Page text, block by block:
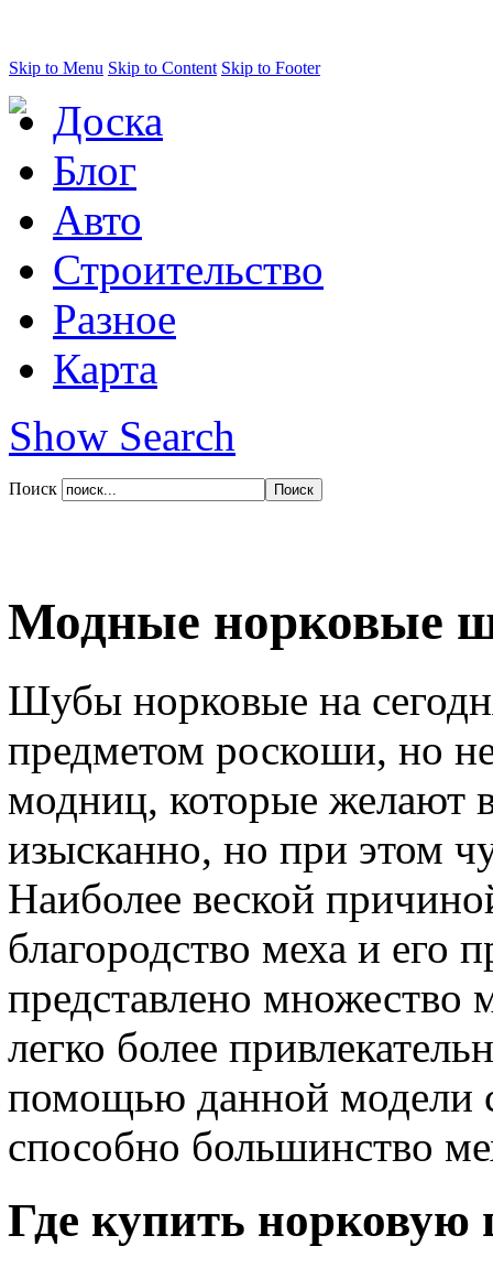
Skip to Menu Skip to Content Skip to Footer
Доска
Блог
Авто
Строительство
Разное
Карта
Show Search
Поиск
Модные норковые
Шубы норковые на
предметом роскоши, но
модниц, которые желают
изысканно, но при этом
Наиболее веской
благородство меха и его
представлено
легко более
помощью данной модели
способно большинство
Где купить норковую